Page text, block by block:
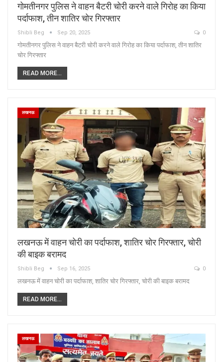
गोमतीनगर पुलिस ने वाहन बैटरी चोरी करने वाले गिरोह का किया
पर्दाफाश, तीन शातिर चोर गिरफ्तार
Shibli Beg Sep 20, 2025 0
गोमतीनगर पुलिस ने वाहन बैटरी चोरी करने वाले गिरोह का किया पर्दाफाश, तीन शातिर
चोर गिरफ्तार
READ MORE...
लखनऊ
लखनऊ में वाहन चोरी का पर्दाफाश, शातिर चोर गिरफ्तार, चोरी
की बाइक बरामद
Shibli Beg Sep 16, 2025 0
लखनऊ में वाहन चोरी का पर्दाफाश, शातिर चोर गिरफ्तार, चोरी की बाइक बरामद
READ MORE...
लखनऊ